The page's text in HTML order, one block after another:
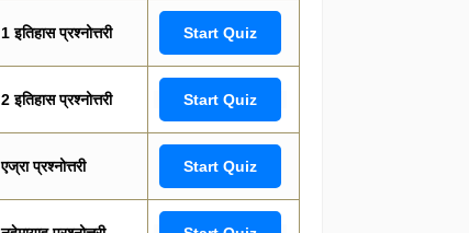
1 इतिहास प्रश्नोत्तरी Start Quiz
2 इतिहास प्रश्नोत्तरी Start Quiz
एज्रा प्रश्नोत्तरी Start Quiz